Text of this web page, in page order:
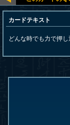
カードテキスト
どんな時でも力で押